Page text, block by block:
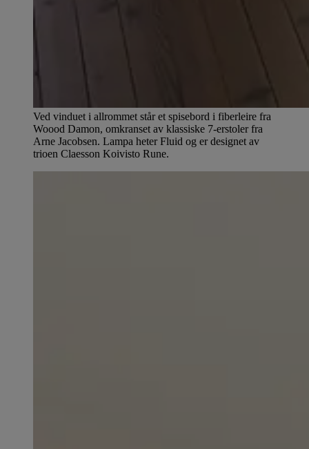
Ved vinduet i allrommet står et spisebord i fiberleire fra
Woood Damon, omkranset av klassiske 7-erstoler fra
Arne Jacobsen. Lampa heter Fluid og er designet av
trioen Claesson Koivisto Rune.